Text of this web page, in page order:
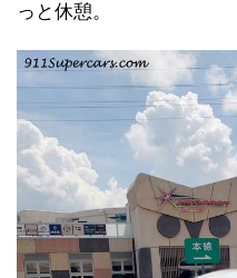
っと休憩。